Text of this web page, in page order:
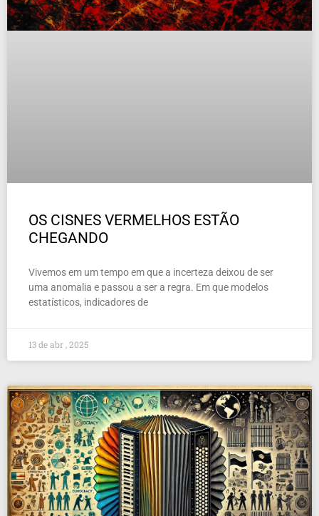
OS CISNES VERMELHOS ESTÃO
CHEGANDO
Vivemos em um tempo em que a incerteza deixou de ser
uma anomalia e passou a ser a regra. Em que modelos
estatísticos, indicadores de
13 de abr , 2025